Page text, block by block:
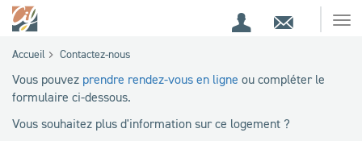
de
recherche
EspaceContact
Accueil Contactez-nous
Vous pouvez prendre rendez-vous en ligne ou compléter le
formulaire ci-dessous.
Vous souhaitez plus d'information sur ce logement ?